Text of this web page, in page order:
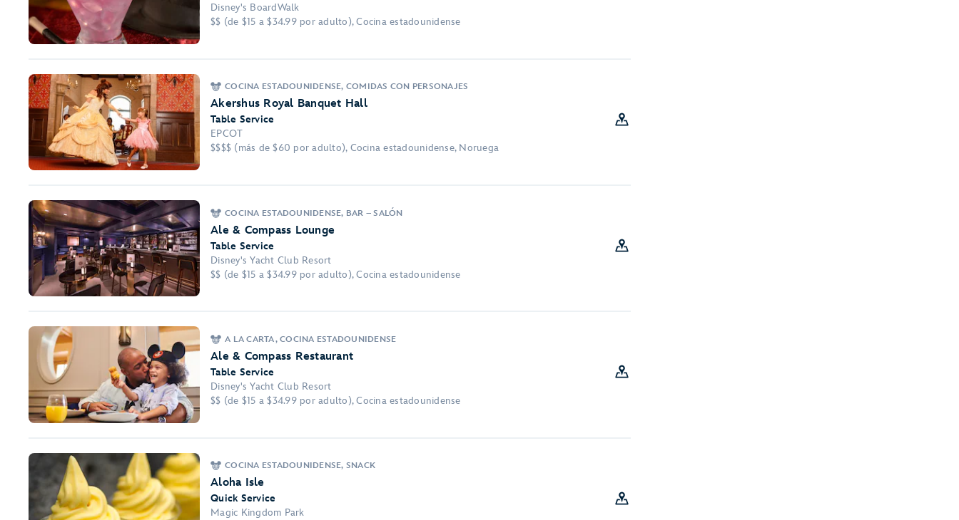
Disney's BoardWalk
$$ (de $15 a $34.99 por adulto), Cocina estadounidense
COCINA ESTADOUNIDENSE, COMIDAS CON PERSONAJES
Akershus Royal Banquet Hall
Table Service
EPCOT
$$$$ (más de $60 por adulto), Cocina estadounidense, Noruega
COCINA ESTADOUNIDENSE, BAR – SALÓN
Ale & Compass Lounge
Table Service
Disney's Yacht Club Resort
$$ (de $15 a $34.99 por adulto), Cocina estadounidense
A LA CARTA, COCINA ESTADOUNIDENSE
Ale & Compass Restaurant
Table Service
Disney's Yacht Club Resort
$$ (de $15 a $34.99 por adulto), Cocina estadounidense
COCINA ESTADOUNIDENSE, SNACK
Aloha Isle
Quick Service
Magic Kingdom Park